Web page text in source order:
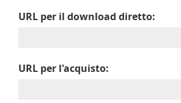
URL per il download diretto:
URL per l'acquisto: